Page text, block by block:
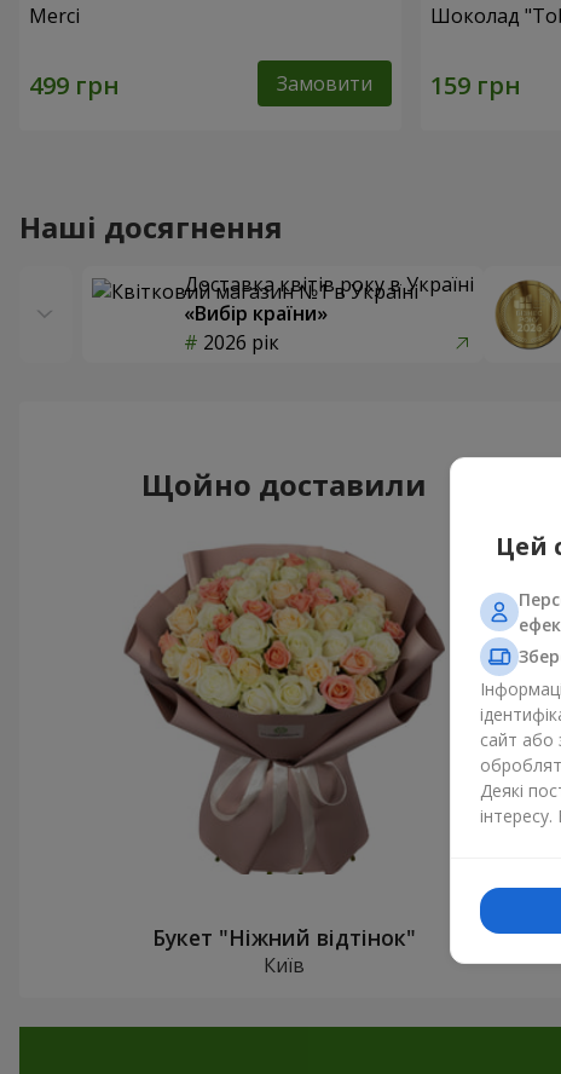
Merci
Замовити
Шоколад
Наші досягнення
Доставка квітів року в Україні
«Вибір країни»
2026 рік
Щойно доставили
Букет "Ніжний відтінок"
Київ
Цей
сайт або
Деякі